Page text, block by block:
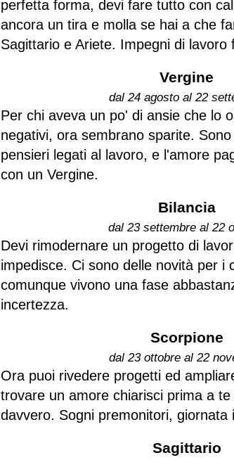
perfetta forma, devi fare tutto con
ancora un tira e molla se hai a che
Sagittario e Ariete. Impegni di lavoro
Vergine
dal 24 agosto al 22
Per chi aveva un po' di ansie che lo
negativi, ora sembrano sparite.
pensieri legati al lavoro, e l'amore
con un Vergine.
Bilancia
dal 23 settembre al 22
Devi rimodernare un progetto di
impedisce. Ci sono delle novità per i
comunque vivono una fase
incertezza.
Scorpione
dal 23 ottobre al 22
Ora puoi rivedere progetti ed
trovare un amore chiarisci prima a
davvero. Sogni premonitori, giornata
Sagittario